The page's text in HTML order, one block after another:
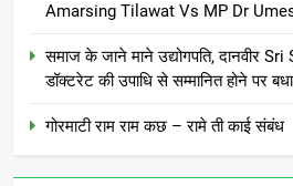
Amarsing Tilawat Vs MP Dr
समाज के जाने माने उद्योगपति, दानवीर
डॉक्टरेट की उपाधि से सम्मानित होने पर
गोरमाटी राम राम कछ – रामे ती काई संबंध